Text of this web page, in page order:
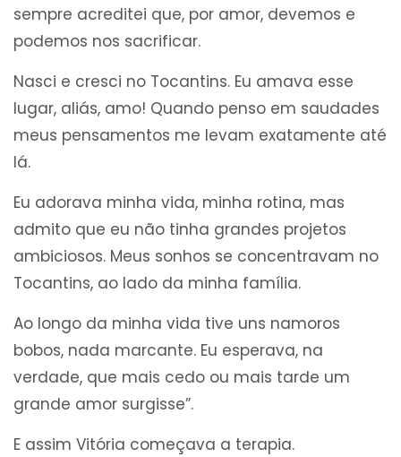
sempre acreditei que, por amor, devemos e
podemos nos sacrificar.
Nasci e cresci no Tocantins. Eu amava esse
lugar, aliás, amo! Quando penso em saudades
meus pensamentos me levam exatamente até
lá.
Eu adorava minha vida, minha rotina, mas
admito que eu não tinha grandes projetos
ambiciosos. Meus sonhos se concentravam no
Tocantins, ao lado da minha família.
Ao longo da minha vida tive uns namoros
bobos, nada marcante. Eu esperava, na
verdade, que mais cedo ou mais tarde um
grande amor surgisse”.
E assim Vitória começava a terapia.